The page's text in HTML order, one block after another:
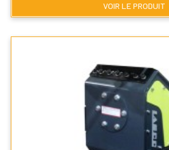
VOIR LE PRODUIT